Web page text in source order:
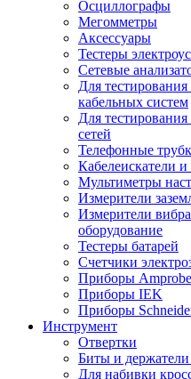
Осциллографы
Мегомметры
Аксессуары
Тестеры
Сетевые
Для
кабельных систем
Для
сетей
Телефонные
Кабелеискатели
Мультиметры
Измерители
Измерители
оборудование
Тестеры батарей
Счетчики
Приборы Amprobe
Приборы IEK
Приборы
Инструмент
Отвертки
Биты и держатели
Для набивки